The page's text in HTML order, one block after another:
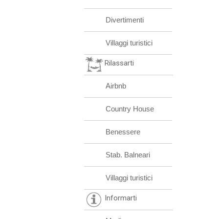
Divertimenti
Villaggi turistici
Rilassarti
Airbnb
Country House
Benessere
Stab. Balneari
Villaggi turistici
Informarti